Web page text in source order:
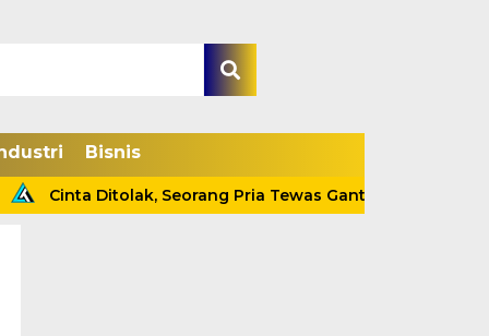
Bisnis
Cinta Ditolak, Seorang Pria Tewas Gantung Diri Di Tanjab